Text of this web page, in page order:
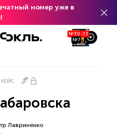
номер уже в
№30-33
№7
КЕЙС
Лавриненко